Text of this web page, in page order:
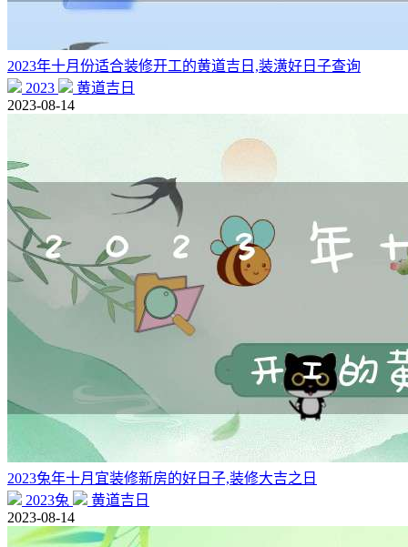
2023年十月份适合装修开工的黄道吉日,装潢好日子查询
2023
黄道吉日
2023-08-14
2023兔年十月宜装修新房的好日子,装修大吉之日
2023兔
黄道吉日
2023-08-14